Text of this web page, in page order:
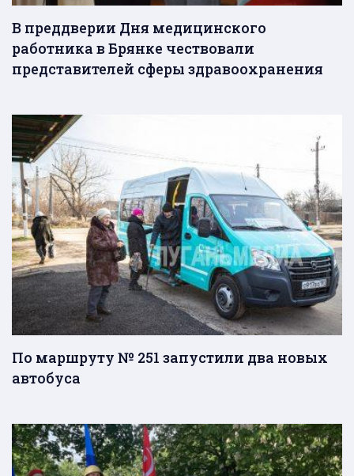
В преддверии Дня медицинского
работника в Брянке чествовали
представителей сферы здравоохранения
По маршруту № 251 запустили два новых
автобуса